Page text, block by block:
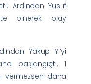
Ardından Yusuf
binerek olay
Yakup Y.’yi
başlangıçtı, 1
vermezsen daha